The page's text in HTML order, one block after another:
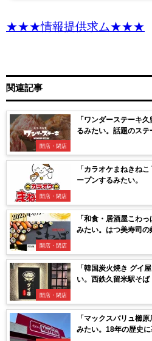
★★★情報提供求ム★★★
関連記事
開店・閉店
「ワンダーステーキ
るみたい。話題のステ
開店・閉店
「カラオケまねきね
ープンするみたい。
開店・閉店
「和食・居酒屋こわ
みたい。はつ美寿司の
開店・閉店
「韓国炭火焼き グイ
い。西鉄久留米駅そば
「マックスバリュ櫛
みたい。18年の歴史に